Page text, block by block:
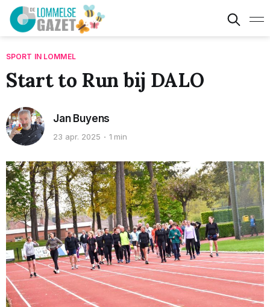
SPORT IN LOMMEL
Start to Run bij DALO
Jan Buyens
23 apr. 2025 1 min